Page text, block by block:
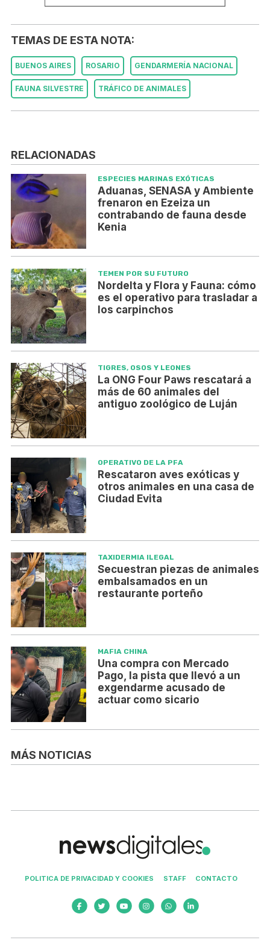
TEMAS DE ESTA NOTA:
BUENOS AIRES ROSARIO GENDARMERÍA NACIONAL
FAUNA SILVESTRE TRÁFICO DE ANIMALES
RELACIONADAS
ESPECIES MARINAS EXÓTICAS
Aduanas, SENASA y Ambiente
frenaron en Ezeiza un
contrabando de fauna desde
Kenia
TEMEN POR SU FUTURO
Nordelta y Flora y Fauna: cómo
es el operativo para trasladar a
los carpinchos
TIGRES, OSOS Y LEONES
La ONG Four Paws rescatará a
más de 60 animales del
antiguo zoológico de Luján
OPERATIVO DE LA PFA
Rescataron aves exóticas y
otros animales en una casa de
Ciudad Evita
TAXIDERMIA ILEGAL
Secuestran piezas de animales
embalsamados en un
restaurante porteño
MAFIA CHINA
Una compra con Mercado
Pago, la pista que llevó a un
exgendarme acusado de
actuar como sicario
MÁS NOTICIAS
POLITICA DE PRIVACIDAD Y COOKIES STAFF CONTACTO